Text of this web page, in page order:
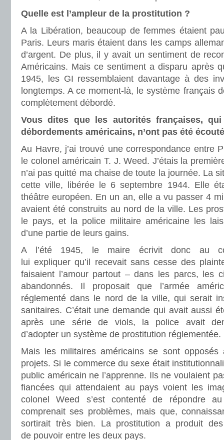
Quelle est l’ampleur de la prostitution ?
A la Libération, beaucoup de femmes étaient
Paris. Leurs maris étaient dans les camps
d’argent. De plus, il y avait un sentiment de
Américains. Mais ce sentiment a disparu après
1945, les GI ressemblaient davantage à des
longtemps. A ce moment-là, le système français
complètement débordé.
Vous dites que les autorités françaises,
débordements américains, n’ont pas été
Au Havre, j’ai trouvé une correspondance entre
le colonel américain T. J. Weed. J’étais la
n’ai pas quitté ma chaise de toute la journée. La
cette ville, libérée le 6 septembre 1944. Elle
théâtre européen. En un an, elle a vu passer 4
avaient été construits au nord de la ville. Les
le pays, et la police militaire américaine les
d’une partie de leurs gains.
A l’été 1945, le maire écrivit donc au
lui expliquer qu’il recevait sans cesse des
faisaient l’amour partout – dans les parcs, les
abandonnés. Il proposait que l’armée
réglementé dans le nord de la ville, qui serait
sanitaires. C’était une demande qui avait aussi
après une série de viols, la police avait
d’adopter un système de prostitution réglementée.
Mais les militaires américains se sont opposés
projets. Si le commerce du sexe était
public américain ne l’apprenne. Ils ne voulaient
fiancées qui attendaient au pays voient les
colonel Weed s’est contenté de répondre
comprenait ses problèmes, mais que,
sortirait très bien. La prostitution a produit
de pouvoir entre les deux pays.